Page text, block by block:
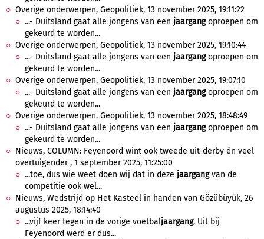
Overige onderwerpen, Geopolitiek, 13 november 2025, 19:11:22
...- Duitsland gaat alle jongens van een jaargangoproepen om
gekeurd te worden...
Overige onderwerpen, Geopolitiek, 13 november 2025, 19:10:44
...- Duitsland gaat alle jongens van een jaargangoproepen om
gekeurd te worden...
Overige onderwerpen, Geopolitiek, 13 november 2025, 19:07:10
...- Duitsland gaat alle jongens van een jaargangoproepen om
gekeurd te worden...
Overige onderwerpen, Geopolitiek, 13 november 2025, 18:48:49
...- Duitsland gaat alle jongens van een jaargangoproepen om
gekeurd te worden...
Nieuws, COLUMN: Feyenoord wint ook tweede uit-derby én veel
overtuigender , 1 september 2025, 11:25:00
...toe, dus wie weet doen wij dat in deze jaargangvan de
competitie ook wel...
Nieuws, Wedstrijd op Het Kasteel in handen van Gözübüyük, 26
augustus 2025, 18:14:40
...vijf keer tegen in de vorige voetbaljaargang. Uit bij
Feyenoord werd er dus...